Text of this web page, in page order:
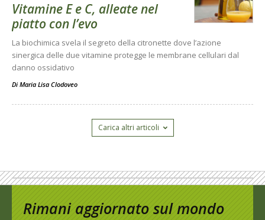
Vitamine E e C, alleate nel
piatto con l’evo
La biochimica svela il segreto della citronette dove l’azione
sinergica delle due vitamine protegge le membrane cellulari dal
danno ossidativo
Di Maria Lisa Clodoveo
Carica altri articoli
Rimani aggiornato sul mondo